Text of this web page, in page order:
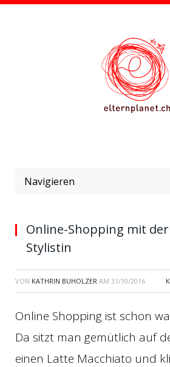
Navigieren
Online-Shopping mit
Stylistin
VON KATHRIN BUHOLZER AM 31/10/2016
Online Shopping ist schon
Da sitzt man gemütlich auf
einen Latte Macchiato und